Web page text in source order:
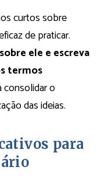
curtos sobre
de praticar.
ele e escreva
termos
consolidar o
das ideias.
para